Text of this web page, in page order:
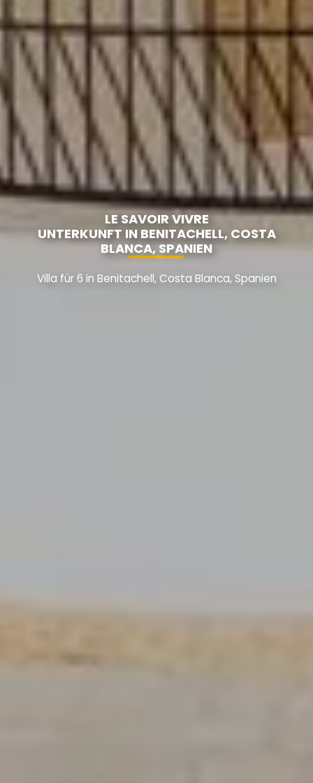
LE SAVOIR VIVRE
UNTERKUNFT IN BENITACHELL, COSTA
BLANCA, SPANIEN
Villa für 6 in Benitachell, Costa Blanca, Spanien